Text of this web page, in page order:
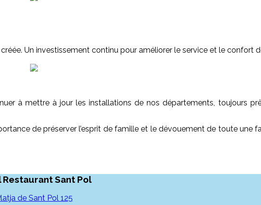
Un investissement continu pour améliorer le service et le confort
à mettre à jour les installations de nos départements, toujours
de préserver l’esprit de famille et le dévouement de toute une
Restaurant Sant Pol
de Sant Pol 125